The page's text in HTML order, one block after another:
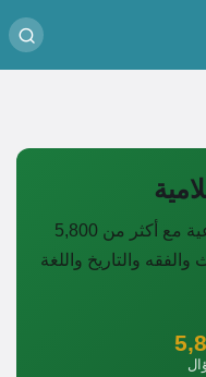
اختبر معلوماتك في العلوم الشرعية مع أكثر من 5,800
والتاريخ واللغة